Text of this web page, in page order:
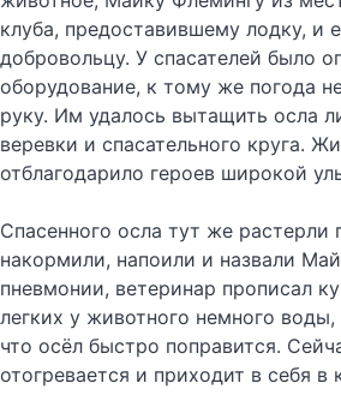
клуба, предоставившему лодку, и
добровольцу. У спасателей было
оборудование, к тому же погода
руку. Им удалось вытащить осла
веревки и спасательного круга.
отблагодарило героев широкой
Спасенного осла тут же растерли
накормили, напоили и назвали
пневмонии, ветеринар прописал
легких у животного немного воды,
что осёл быстро поправится.
отогревается и приходит в себя в